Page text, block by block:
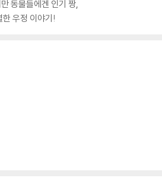
동물들에겐 인기 짱,
우정 이야기!